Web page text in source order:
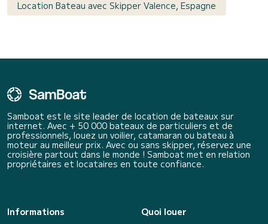
Location Bateau avec Skipper Valence, Espagne
Samboat est le site leader de location de bateaux sur
internet. Avec + 50 000 bateaux de particuliers et de
professionnels, louez un voilier, catamaran ou bateau à
moteur au meilleur prix. Avec ou sans skipper, réservez une
croisière partout dans le monde ! Samboat met en relation
propriétaires et locataires en toute confiance.
Informations
Quoi louer